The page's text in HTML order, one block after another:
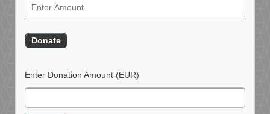
Enter Donation Amount (EUR)